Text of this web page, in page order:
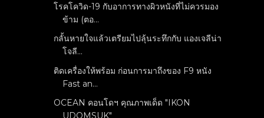
โรคโควิด-19 กับอาการทางผิวหนังที่ไม่ควรมอง
ข้าม (ตอ...
กลั้นหายใจแล้วเตรียมไปลุ้นระทึกกับ แองเจลีน่า
โจลี...
ติดเครื่องให้พร้อม ก่อนการมาถึงของ F9 หนัง
Fast an...
OCEAN คอนโดฯ คุณภาพเด็ด "IKON
UDOMSUK"